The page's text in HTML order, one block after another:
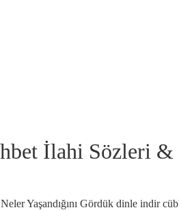
İlahi Sözleri &
Yaşandığını Gördük dinle indir